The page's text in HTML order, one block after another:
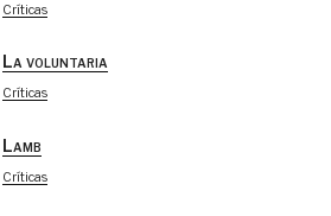
Críticas
La voluntaria
Críticas
Lamb
Críticas